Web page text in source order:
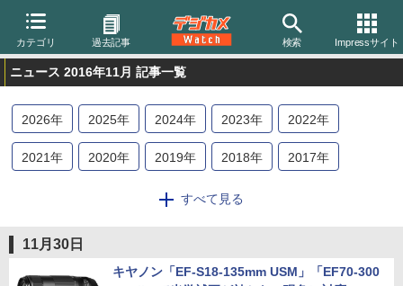
カテゴリ 過去記事 検索 Impressサイト
ニュース 2016年11月 記事一覧
2026年 2025年 2024年 2023年 2022年
2021年 2020年 2019年 2018年 2017年
2014年 2013
2005年 2004年
すべて見る
11月30日
キヤノン「EF-S18-135mm USM」「EF70-300